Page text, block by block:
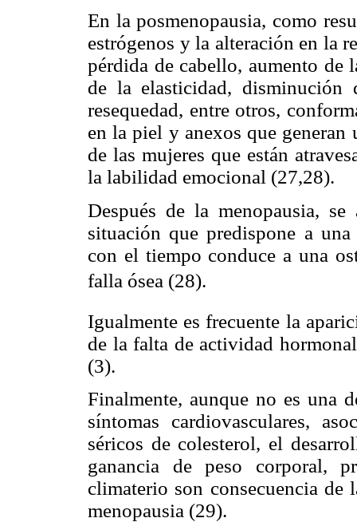
En la posmenopausia, como
estrógenos y la alteración en la
pérdida de cabello, aumento
de la elasticidad, disminución
resequedad, entre otros,
en la piel y anexos que
de las mujeres que están
la labilidad emocional (27,28).
Después de la menopausia,
situación que predispone a
con el tiempo conduce a una
falla ósea (28).
Igualmente es frecuente la
de la falta de actividad
(3).
Finalmente, aunque no es una
síntomas cardiovasculares,
séricos de colesterol, el
ganancia de peso corporal,
climaterio son consecuencia
menopausia (29).